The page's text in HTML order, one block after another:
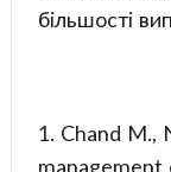
більшості
1. Chand M.,
management